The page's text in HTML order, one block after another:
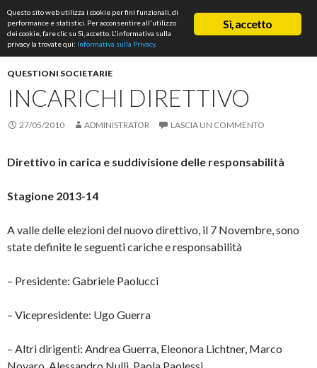
ASD Rifondazione Podistica
Cerca
VAI
AL
CONTENUTO
QUESTIONI SOCIETARIE
INCARICHI DIRETTIVO
27/05/2010 ADMINISTRATOR LASCIA UN COMMENTO
Direttivo in carica e suddivisione delle responsabilità
Stagione 2013-14
A valle delle elezioni del nuovo direttivo, il 7 Novembre, sono
state definite le seguenti cariche e responsabilità
– Presidente: Gabriele Paolucci
– Vicepresidente: Ugo Guerra
– Altri dirigenti: Andrea Guerra, Eleonora Lichtner, Marco
Sì, accetto
Questo sito web utilizza i cookie per fini funzionali, di
performance e statistici. Per acconsentire all'utilizzo
dei cookie, fare clic su Sì, accetto. L'informativa sulla
privacy la trovate qui: Informativa sulla Privacy.